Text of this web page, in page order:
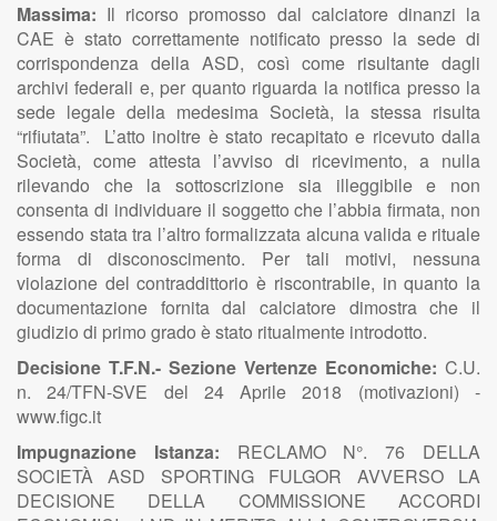
Massima: Il ricorso promosso dal calciatore dinanzi la
CAE è stato correttamente notificato presso la sede di
corrispondenza della ASD, così come risultante dagli
archivi federali e, per quanto riguarda la notifica presso la
sede legale della medesima Società, la stessa risulta
“rifiutata”. L’atto inoltre è stato recapitato e ricevuto dalla
Società, come attesta l’avviso di ricevimento, a nulla
rilevando che la sottoscrizione sia illeggibile e non
consenta di individuare il soggetto che l’abbia firmata, non
essendo stata tra l’altro formalizzata alcuna valida e rituale
forma di disconoscimento. Per tali motivi, nessuna
violazione del contraddittorio è riscontrabile, in quanto la
documentazione fornita dal calciatore dimostra che il
giudizio di primo grado è stato ritualmente introdotto.
Decisione T.F.N.- Sezione Vertenze Economiche: C.U.
n. 24/TFN-SVE del 24 Aprile 2018 (motivazioni) -
www.figc.it
Impugnazione Istanza: RECLAMO N°. 76 DELLA
SOCIETÀ ASD SPORTING FULGOR AVVERSO LA
DECISIONE DELLA COMMISSIONE ACCORDI